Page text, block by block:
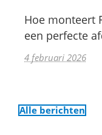
Hoe monteert
een perfecte
4 februari 2026
Alle berichten